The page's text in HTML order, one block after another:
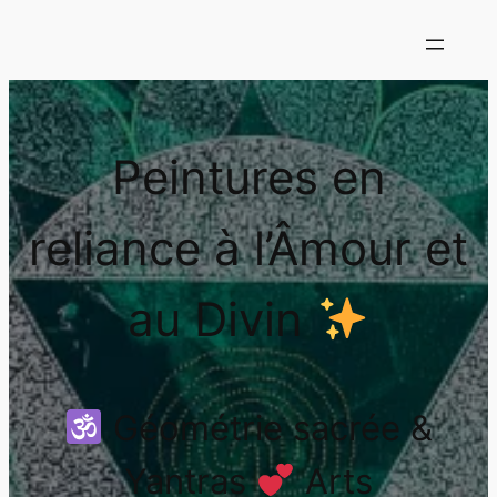
Peintures en
reliance à l’Âmour et
au Divin
Géométrie sacrée &
Yantras
Arts